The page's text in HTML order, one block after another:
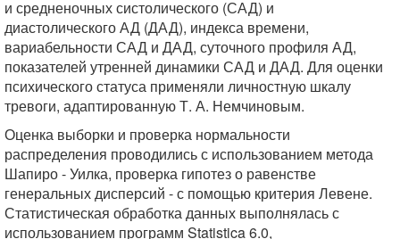
и средненочных систолического (САД) и
диастолического АД (ДАД), индекса времени,
вариабельности САД и ДАД, суточного профиля АД,
показателей утренней динамики САД и ДАД. Для оценки
психического статуса применяли личностную шкалу
тревоги, адаптированную Т. А. Немчиновым.
Оценка выборки и проверка нормальности
распределения проводились с использованием метода
Шапиро - Уилка, проверка гипотез о равенстве
генеральных дисперсий - с помощью критерия Левене.
Статистическая обработка данных выполнялась с
использованием программ Statistica 6.0,